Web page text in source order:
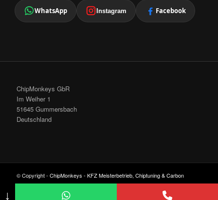
WhatsApp Instagram Facebook
ChipMonkeys GbR
Im Weiher 1
51645 Gummersbach
Deutschland
© Copyright - ChipMonkeys - KFZ Meisterbetrieb, Chiptuning & Carbon
Cleaning-Enfold Theme by Kriesi
↓